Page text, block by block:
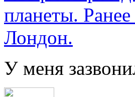
планеты. Ранее
Лондон.
У меня